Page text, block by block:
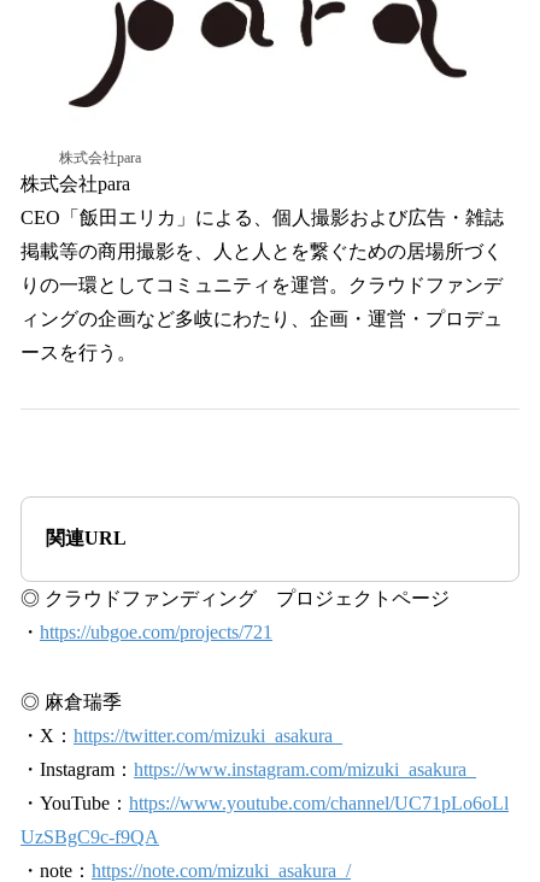
株式会社para
株式会社para
CEO「飯田エリカ」による、個人撮影および広告・雑誌
掲載等の商用撮影を、人と人とを繋ぐための居場所づく
りの一環としてコミュニティを運営。クラウドファンデ
ィングの企画など多岐にわたり、企画・運営・プロデュ
ースを行う。
関連URL
◎ クラウドファンディング プロジェクトページ
・ https://ubgoe.com/projects/721
◎ 麻倉瑞季
・X： https://twitter.com/mizuki_asakura_
・Instagram： https://www.instagram.com/mizuki_asakura_
・YouTube： https://www.youtube.com/channel/UC71pLo6oLl
UzSBgC9c-f9QA
・note： https://note.com/mizuki_asakura_/